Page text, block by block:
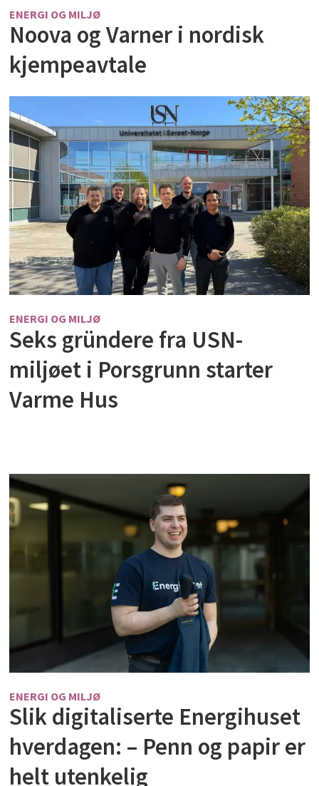
ENERGI OG MILJØ
Noova og Varner i nordisk
kjempeavtale
ENERGI OG MILJØ
Seks gründere fra USN-
miljøet i Porsgrunn starter
Varme Hus
ENERGI OG MILJØ
Slik digitaliserte Energihuset
hverdagen: – Penn og papir er
helt utenkelig